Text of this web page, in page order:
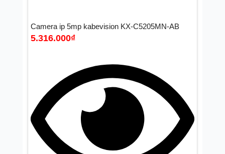
Camera ip 5mp kabevision KX-C5205MN-AB
5.316.000₫